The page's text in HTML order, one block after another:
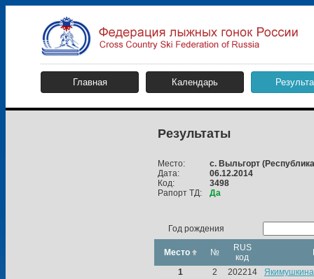
Главная Календарь
Результаты
Место:
Дата:
Код:
Рапорт ТД:
с. Выльгорт
06.12.2014
3498
Да
Год рождения
Место №
RUS
код
1
2 202214